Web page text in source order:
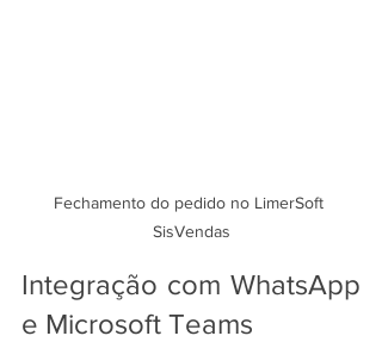
Fechamento do pedido no LimerSoft
SisVendas
Integração com WhatsApp
e Microsoft Teams